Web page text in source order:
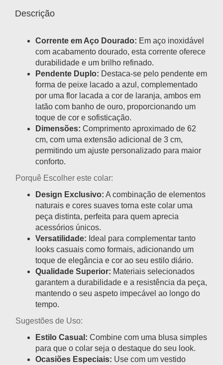
Descrição
Corrente em Aço Dourado: Em aço inoxidável
com acabamento dourado, esta corrente oferece
durabilidade e um brilho refinado.
Pendente Duplo: Destaca-se pelo pendente em
forma de peixe lacado a azul, complementado
por uma flor lacada a cor de laranja, ambos em
latão com banho de ouro, proporcionando um
toque de cor e sofisticação.
Dimensões: Comprimento aproximado de 62
cm, com uma extensão adicional de 3 cm,
permitindo um ajuste personalizado para maior
conforto.
Porquê Escolher este colar:
Design Exclusivo: A combinação de elementos
naturais e cores suaves torna este colar uma
peça distinta, perfeita para quem aprecia
acessórios únicos.
Versatilidade: Ideal para complementar tanto
looks casuais como formais, adicionando um
toque de elegância e cor ao seu estilo diário.
Qualidade Superior: Materiais selecionados
garantem a durabilidade e a resistência da peça,
mantendo o seu aspeto impecável ao longo do
tempo.
Sugestões de Uso:
Estilo Casual: Combine com uma blusa simples
para que o colar seja o destaque do seu look.
Ocasiões Especiais: Use com um vestido